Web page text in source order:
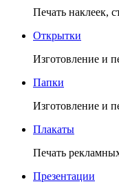
Печать наклеек,
Открытки
Изготовление и
Папки
Изготовление и
Плакаты
Печать
Презентации